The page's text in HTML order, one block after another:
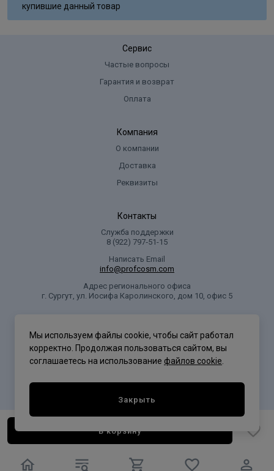
В корзину
купившие данный товар
Сервис
Частые вопросы
Гарантия и возврат
Оплата
Компания
О компании
Доставка
Реквизиты
Контакты
Служба поддержки
8 (922) 797‑51-15
Написать Email
info@profcosm.com
Адрес регионального офиса
г. Сургут, ул. Иосифа Каролинского, дом 10, офис 5
Мы используем файлы cookie, чтобы сайт работал
корректно. Продолжая пользоваться сайтом, вы
соглашаетесь на использование файлов cookie
Закрыть